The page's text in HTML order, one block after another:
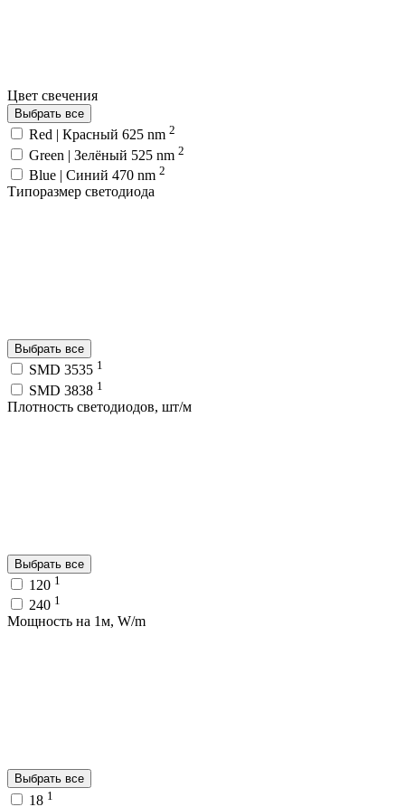
Цвет свечения
Выбрать все
Red | Красный 625 nm 2
Green | Зелёный 525 nm 2
Blue | Синий 470 nm 2
Типоразмер светодиода
Выбрать все
SMD 3535 1
SMD 3838 1
Плотность светодиодов, шт/м
Выбрать все
120 1
240 1
Мощность на 1м, W/m
Выбрать все
18 1